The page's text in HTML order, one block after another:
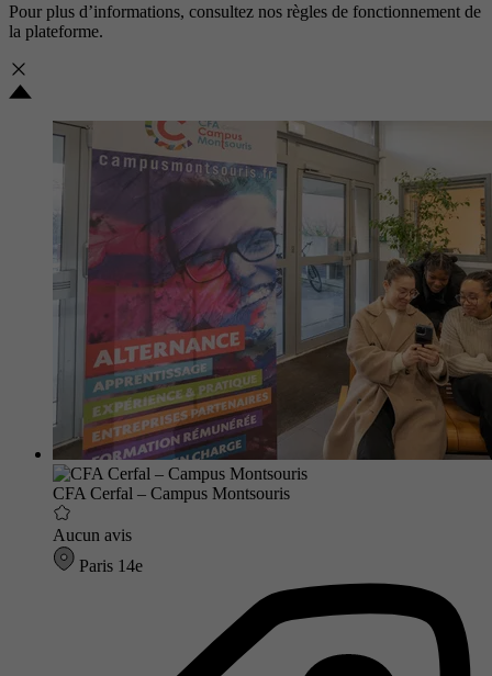
Pour plus d’informations, consultez nos règles de fonctionnement de
la plateforme.
CFA Cerfal – Campus Montsouris
Aucun avis
Paris 14e